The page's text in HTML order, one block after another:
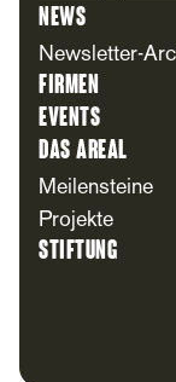
News
Newsletter-
Firmen
Events
Das Areal
Meilensteine
Projekte
Stiftung